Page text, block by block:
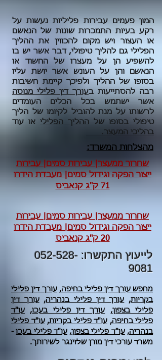
המון פעמים עבירות פליליות נעשות על
רקע בעיות התמכרות שונות של הנאשם
או העצור ויש מקום להכווין את ההליך
הפלילי גם להליך טיפולי, דבר אשר יש בו
להשפיע הן על מעצרו של החשוד או
הנאשם והן על העונש אשר יושת עליו
בסופו של ההליך ולפיכך קיימת חשיבות
רבה להסתייעות בעורך דין פלילי מנוסה
אשר ישתמש בכל הכלים העומדים
לרשותו על מנת להוביל לקיומו של הליך
טיפולי בסופו של ההליך הפלילי או עוד
בהליכי המעצר.
מהצלחות המשרד:
שחרור ממעצר| עבירות סמים| עבירות
ייצור הפקה וגידול סמים| מעבדת הידרו
71 ק"ג קנאביס
שחרור ממעצר| עבירות סמים| עבירות
ייצור הפקה וגידול סמים| מעבדת הידרו
20 ק"ג קנאביס
לייעוץ התקשרו: 052-528-
9081
מחפש עורך דין פלילי בחיפה, עורך דין פלילי
בקריות, עורך דין פלילי בנהריה,עורך דין
פלילי בצפון, עורך דין פלילי בעכו, עו"ד
פלילי בחיפה, עו"ד פלילי בקריות,עו"ד פלילי
בנהריה,עו"ד פלילי בצפון,עו"ד פלילי בעכו-
משרד עורכי דין מורן שלזינגר לשירותך.